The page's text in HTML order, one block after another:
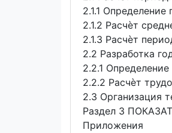
2.1.1
2.1.2 Расчѐт
2.1.3 Расчѐт
2.2 Разработка
2.2.1
2.2.2 Расчѐт
2.3 Организация
Раздел 3
Приложения